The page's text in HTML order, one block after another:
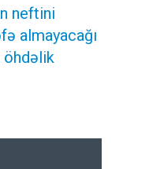
neftini
almayacağı
öhdəlik